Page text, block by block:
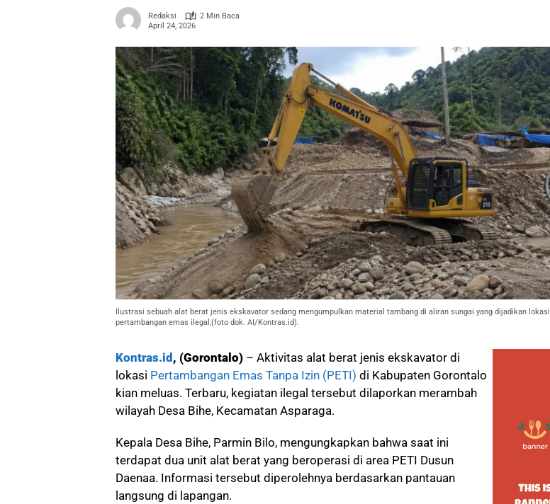
Redaksi
2 Min Baca
April 24, 2026
Ilustrasi sebuah alat berat jenis ekskavator sedang mengumpulkan material tambang di aliran sungai yang dijadikan lokasi
pertambangan emas ilegal,(foto dok. AI/Kontras.id).
Kontras.id , (Gorontalo) – Aktivitas alat berat jenis ekskavator di
lokasi Pertambangan Emas Tanpa Izin (PETI) di Kabupaten Gorontalo
kian meluas. Terbaru, kegiatan ilegal tersebut dilaporkan merambah
wilayah Desa Bihe, Kecamatan Asparaga.
Kepala Desa Bihe, Parmin Bilo, mengungkapkan bahwa saat ini
terdapat dua unit alat berat yang beroperasi di area PETI Dusun
Daenaa. Informasi tersebut diperolehnya berdasarkan pantauan
langsung di lapangan.